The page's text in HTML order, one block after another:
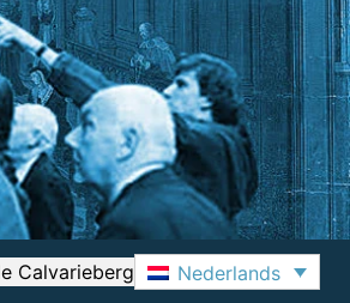
Calvarieberg Nederlands